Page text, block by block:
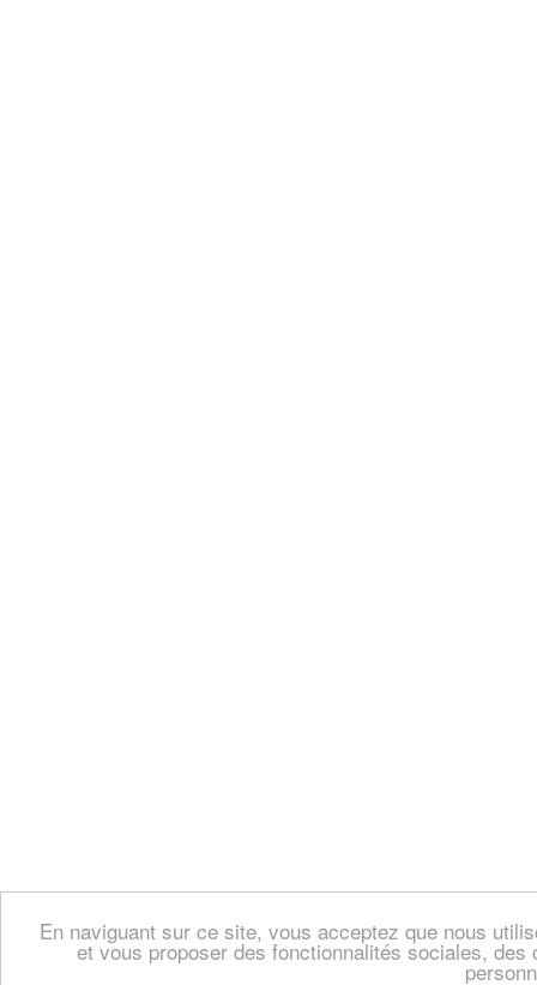
En naviguant sur ce site, vous acceptez que nous
et vous proposer des fonctionnalités sociales,